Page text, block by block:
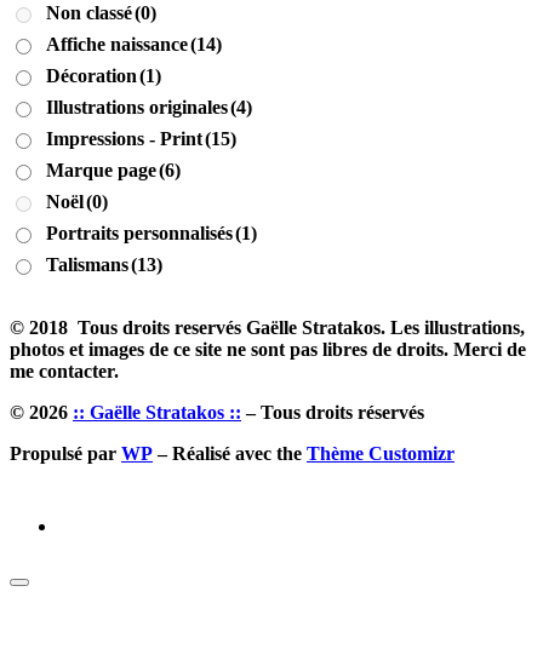
Non classé(0)
Affiche naissance(14)
Décoration(1)
Illustrations originales(4)
Impressions - Print(15)
Marque page(6)
Noël(0)
Portraits personnalisés(1)
Talismans(13)
© 2018 Tous droits reservés Gaëlle Stratakos. Les illustrations,
photos et images de ce site ne sont pas libres de droits. Merci de
me contacter.
© 2026 :: Gaëlle Stratakos :: – Tous droits réservés
Propulsé par WP– Réalisé avec the Thème Customizr